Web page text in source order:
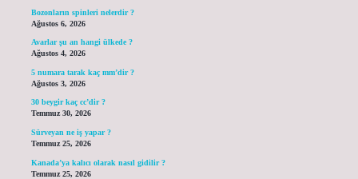
Bozonların spinleri nelerdir ?
Ağustos 6, 2026
Avarlar şu an hangi ülkede ?
Ağustos 4, 2026
5 numara tarak kaç mm’dir ?
Ağustos 3, 2026
30 beygir kaç cc’dir ?
Temmuz 30, 2026
Sürveyan ne iş yapar ?
Temmuz 25, 2026
Kanada’ya kalıcı olarak nasıl gidilir ?
Temmuz 25, 2026